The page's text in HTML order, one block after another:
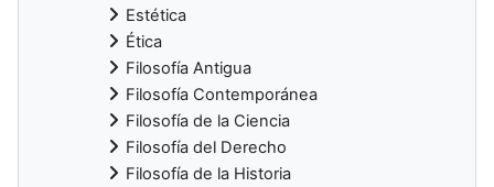
Estética
Ética
Filosofía Antigua
Filosofía Contemporánea
Filosofía de la Ciencia
Filosofía del Derecho
Filosofía de la Historia